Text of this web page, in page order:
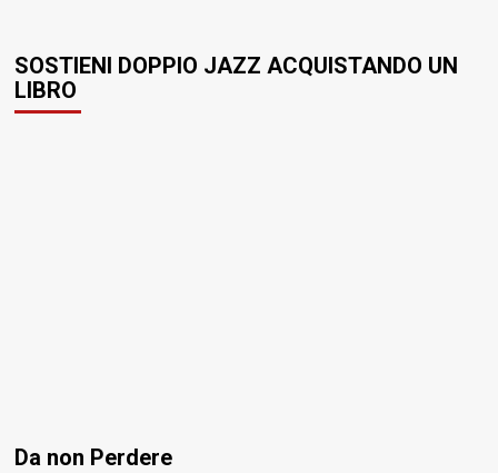
SOSTIENI DOPPIO JAZZ ACQUISTANDO UN
LIBRO
Da non Perdere